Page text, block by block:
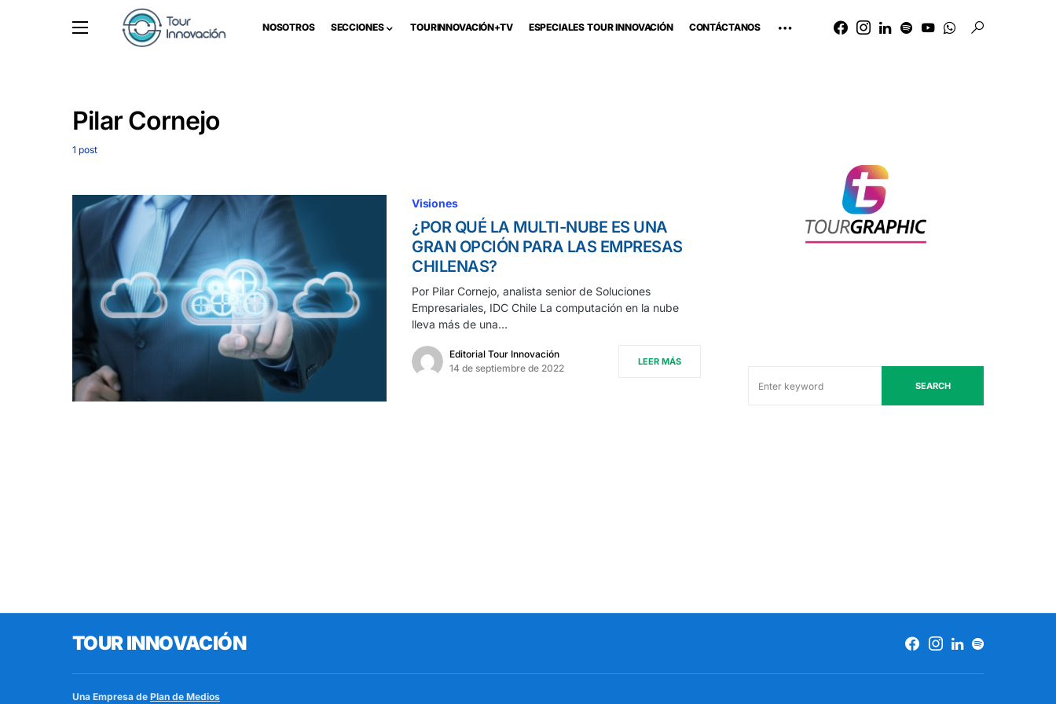
NOSOTROS SECCIONES TOURINNOVACIÓN+TV ESPECIALES TOUR INNOVACIÓN CONTÁCTANOS
Pilar Cornejo
1 post
Visiones
¿POR QUÉ LA MULTI-NUBE ES UNA
GRAN OPCIÓN PARA LAS EMPRESAS
CHILENAS?
Por Pilar Cornejo, analista senior de Soluciones
Empresariales, IDC Chile La computación en la nube
lleva más de una…
Editorial Tour Innovación
14 de septiembre de 2022
LEER MÁS
SEARCH
TOUR INNOVACIÓN
Una Empresa de Plan de Medios